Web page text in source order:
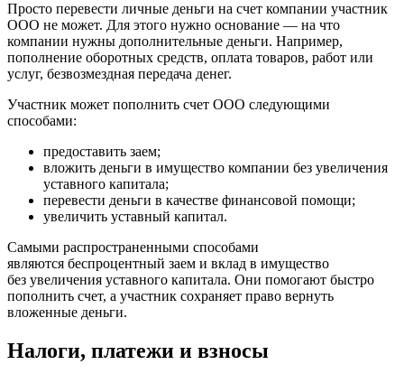
Просто перевести личные деньги на счет компании участник
ООО не может. Для этого нужно основание — на что
компании нужны дополнительные деньги. Например,
пополнение оборотных средств, оплата товаров, работ или
услуг, безвозмездная передача денег.
Участник может пополнить счет ООО следующими
способами:
предоставить заем;
вложить деньги в имущество компании без увеличения
уставного капитала;
перевести деньги в качестве финансовой помощи;
увеличить уставный капитал.
Самыми распространенными способами
являются беспроцентный заем и вклад в имущество
без увеличения уставного капитала. Они помогают быстро
пополнить счет, а участник сохраняет право вернуть
вложенные деньги.
Налоги, платежи и взносы